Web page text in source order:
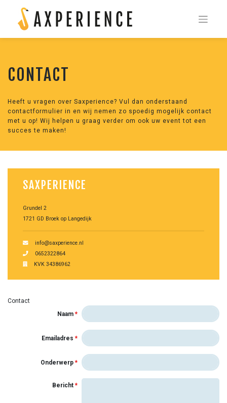
content
CONTACT
Heeft u vragen over Saxperience? Vul dan onderstaand
contactformulier in en wij nemen zo spoedig mogelijk contact
met u op! Wij helpen u graag verder om ook uw event tot een
succes te maken!
SAXPERIENCE
Grundel 2
1721 GD Broek op Langedijk
info@saxperience.nl
0652322864
KVK 34386962
Contact
Naam *
Emailadres *
Onderwerp *
Bericht *